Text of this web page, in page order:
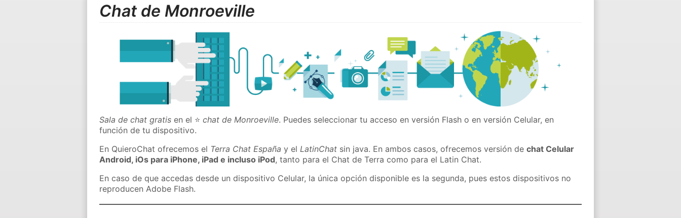
Chat de Monroeville
Sala de chat gratis en el ⭐chat de Monroeville. Puedes seleccionar tu acceso en versión Flash o en versión Celular, en
función de tu dispositivo.
En QuieroChat ofrecemos el Terra Chat España y elLatinChat sin java. En ambos casos, ofrecemos versión dechat Celular
Android, iOs para iPhone, iPad e incluso iPod, tanto para el Chat de Terra como para el Latin Chat.
En caso de que accedas desde un dispositivo Celular, la única opción disponible es la segunda, pues estos dispositivos no
reproducen Adobe Flash.